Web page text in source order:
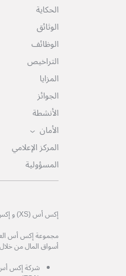
الحكاية
الوثائق
الوظائف
التراخيص
المزايا
الجوائز
الأنشطة
الأمان
المركز الإعلامي
المسؤولية
إكس أس (XS) و إكس أس دوت كوم (XS.com) هما علامتان تجاريتان مسجلتان لمجموعة إكس أس العالمية.
مجموعة إكس أس
أسواق المال من